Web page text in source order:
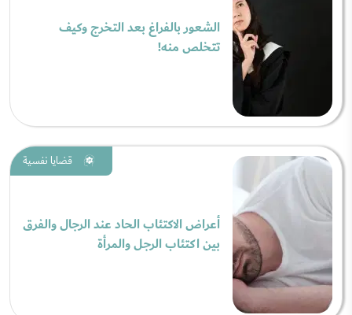
الشعور بالفراغ بعد التخرج وكيف
تتخلص منه!
قضايا نفسية
أعراض الاكتئاب الحاد عند الرجال والفرق
بين اكتئاب الرجل والمرأة